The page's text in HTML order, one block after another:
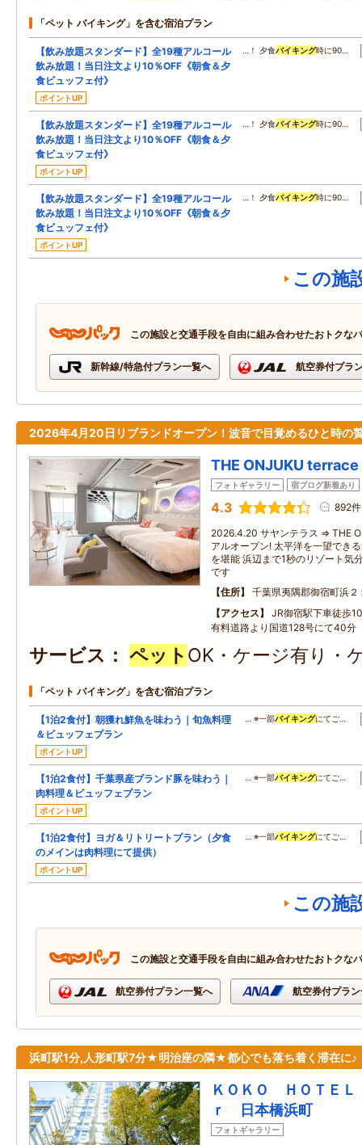
「ペット バイキング」を含む宿泊プラン
【飲み放題スタンダード】全19種アルコール
飲み放題！当日注文より10％OFF《朝食＆夕
食ビュッフェ付》
ポイントUP
…！ 夕食バイキング時に90…
【飲み放題スタンダード】全19種アルコール
飲み放題！当日注文より10％OFF《朝食＆夕
食ビュッフェ付》
ポイントUP
…！ 夕食バイキング時に90…
【飲み放題スタンダード】全19種アルコール
飲み放題！当日注文より10％OFF《朝食＆夕
食ビュッフェ付》
ポイントUP
…！ 夕食バイキング時に90…
この施
この施設と交通手段を自由に組み合わせたおトクな
新幹線/特急付プラン一覧へ 航空券付プラ
2026年4月20日リブランドオープン！波音で目覚めるひと時の
THE ONJUKU terrace
フォトギャラリー 宿ブログ新着あり
4.3 892件
2026.4.20 サヤンテラス ⇒ THE
アルオープン! 太平洋を一望でき
を堪能 浜辺まで1秒のリゾート気
です
住所
千葉県夷隅郡御宿町浜２
アクセス
JR御宿駅下車徒歩
有料道路より国道128号にて40分
サービス ペット OK・ケージ有り・
「ペット バイキング」を含む宿泊プラン
【1泊2食付】朝獲れ鮮魚を味わう｜旬魚料理
＆ビュッフェプラン
ポイントUP
… ※一部バイキングにてご…
【1泊2食付】千葉県産ブランド豚を味わう｜
肉料理＆ビュッフェプラン
ポイントUP
… ※一部バイキングにてご…
【1泊2食付】ヨガ＆リトリートプラン（夕食
のメインは肉料理にて提供）
ポイントUP
… ※一部バイキングにてご…
この施
この施設と交通手段を自由に組み合わせたおトクな
航空券付プラン一覧へ 航空券付プラ
浜町駅1分,人形町駅7分★明治座の隣★都心でも落ち着く滞在に♪
ＫＯＫＯ ＨＯＴＥ
ｒ 日本橋浜町
フォトギャラリー